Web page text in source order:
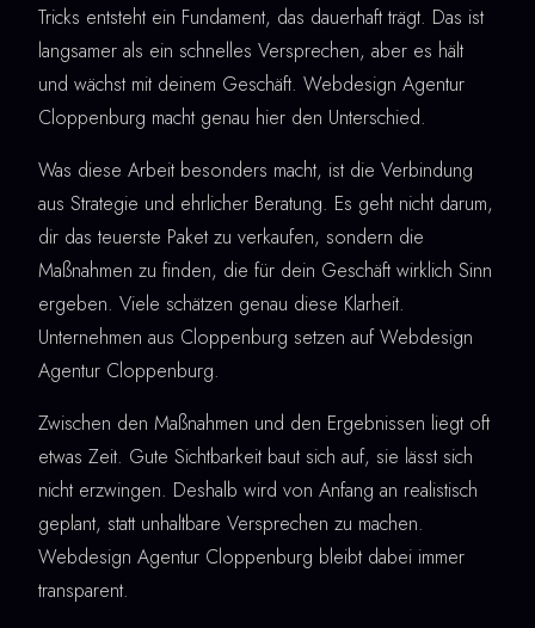
Tricks entsteht ein Fundament, das dauerhaft trägt. Das ist
langsamer als ein schnelles Versprechen, aber es hält
und wächst mit deinem Geschäft. Webdesign Agentur
Cloppenburg macht genau hier den Unterschied.
Was diese Arbeit besonders macht, ist die Verbindung
aus Strategie und ehrlicher Beratung. Es geht nicht darum,
dir das teuerste Paket zu verkaufen, sondern die
Maßnahmen zu finden, die für dein Geschäft wirklich Sinn
ergeben. Viele schätzen genau diese Klarheit.
Unternehmen aus Cloppenburg setzen auf Webdesign
Agentur Cloppenburg.
Zwischen den Maßnahmen und den Ergebnissen liegt oft
etwas Zeit. Gute Sichtbarkeit baut sich auf, sie lässt sich
nicht erzwingen. Deshalb wird von Anfang an realistisch
geplant, statt unhaltbare Versprechen zu machen.
Webdesign Agentur Cloppenburg bleibt dabei immer
transparent.